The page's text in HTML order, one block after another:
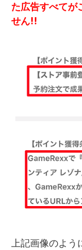
た広告すべてが
せん!!
上記画像のよ